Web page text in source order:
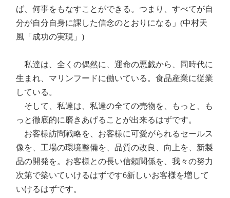
ば、何事をもなすことができる。つまり、すべてが自
分が自分自身に課した信念のとおりになる」(中村天
風「成功の実現」)
私達は、全くの偶然に、運命の悪戯から、同時代に
生まれ、マリンフードに働いている。食品産業に従業
している。
そして、私達は、私達の全ての売物を、もっと、も
っと徹底的に磨きあげることが出来るはずです。
お客様訪問戦略を、お客様に可愛がられるセールス
像を、工場の環境整備を、品質の改良、向上を、新製
品の開発を。お客様との長い信頼関係を、我々の努力
次第で築いていけるはずです6新しいお客様を増して
いけるはずです。